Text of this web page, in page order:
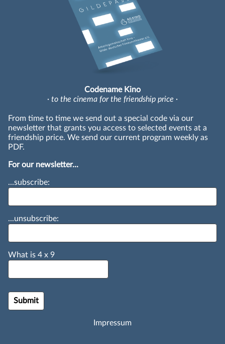
Codename Kino
· to the cinema for the friendship price ·
From time to time we send out a special code via our
newsletter that grants you access to selected events at a
friendship price. We send our current program weekly as
PDF.
For our newsletter...
...subscribe:
...unsubscribe:
What is 4 x 9
Impressum